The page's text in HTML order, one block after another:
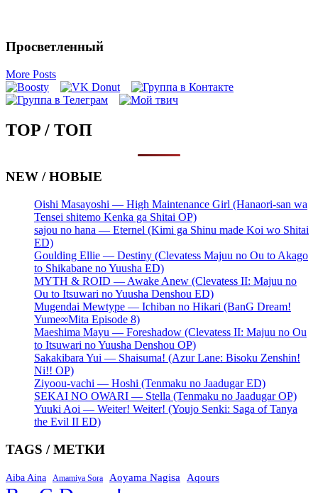
Просветленный
More Posts
TOP / ТОП
NEW / НОВЫЕ
Oishi Masayoshi — High Maintenance Girl (Hanaori-san wa
Tensei shitemo Kenka ga Shitai OP)
sajou no hana — Eternel (Kimi ga Shinu made Koi wo Shitai
ED)
Goulding Ellie — Destiny (Clevatess Majuu no Ou to Akago
to Shikabane no Yuusha ED)
MYTH & ROID — Awake Anew (Clevatess II: Majuu no
Ou to Itsuwari no Yuusha Denshou ED)
Mugendai Mewtype — Ichiban no Hikari (BanG Dream!
Yume∞Mita Episode 8)
Maeshima Mayu — Foreshadow (Clevatess II: Majuu no Ou
to Itsuwari no Yuusha Denshou OP)
Sakakibara Yui — Shaisuma! (Azur Lane: Bisoku Zenshin!
Ni!! OP)
Ziyoou-vachi — Hoshi (Tenmaku no Jaadugar ED)
SEKAI NO OWARI — Stella (Tenmaku no Jaadugar OP)
Yuuki Aoi — Weiter! Weiter! (Youjo Senki: Saga of Tanya
the Evil II ED)
TAGS / МЕТКИ
Aiba Aina Amamiya Sora Aoyama Nagisa Aqours